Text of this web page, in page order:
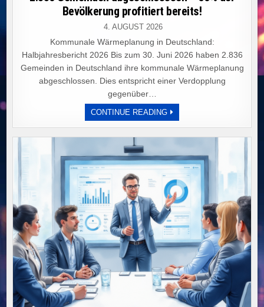
Bevölkerung profitiert bereits!
4. AUGUST 2026
Kommunale Wärmeplanung in Deutschland:
Halbjahresbericht 2026 Bis zum 30. Juni 2026 haben 2.836
Gemeinden in Deutschland ihre kommunale Wärmeplanung
abgeschlossen. Dies entspricht einer Verdopplung
gegenüber…
CONTINUE READINGDEUTSCHE
KOMMUNEN
VERDOPPELN
ABGESCHLOSSSEN
–
DER
BEVÖLKERUNG
PROFITIERT
BEREITS!